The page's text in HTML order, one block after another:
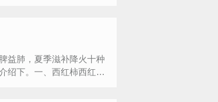
益肺，夏季滋补降火十种
绍下。一、西红柿西红柿